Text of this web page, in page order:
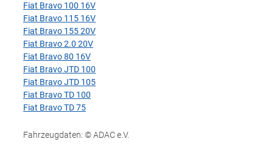
Fiat Bravo 100 16V
Fiat Bravo 115 16V
Fiat Bravo 155 20V
Fiat Bravo 2.0 20V
Fiat Bravo 80 16V
Fiat Bravo JTD 100
Fiat Bravo JTD 105
Fiat Bravo TD 100
Fiat Bravo TD 75
Fahrzeugdaten: © ADAC e.V.